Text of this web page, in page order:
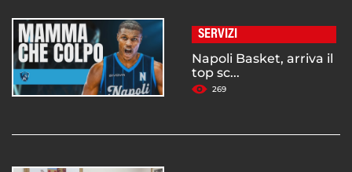
SERVIZI
Napoli Basket, arriva il
top sc...
269